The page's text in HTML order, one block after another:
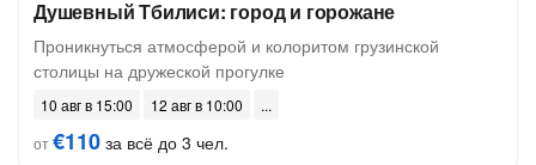
Душевный Тбилиси: город и горожане
Проникнуться атмосферой и колоритом грузинской
столицы на дружеской прогулке
10 авг в 15:00
12 авг в 10:00
от€110 за всё до 3 чел.